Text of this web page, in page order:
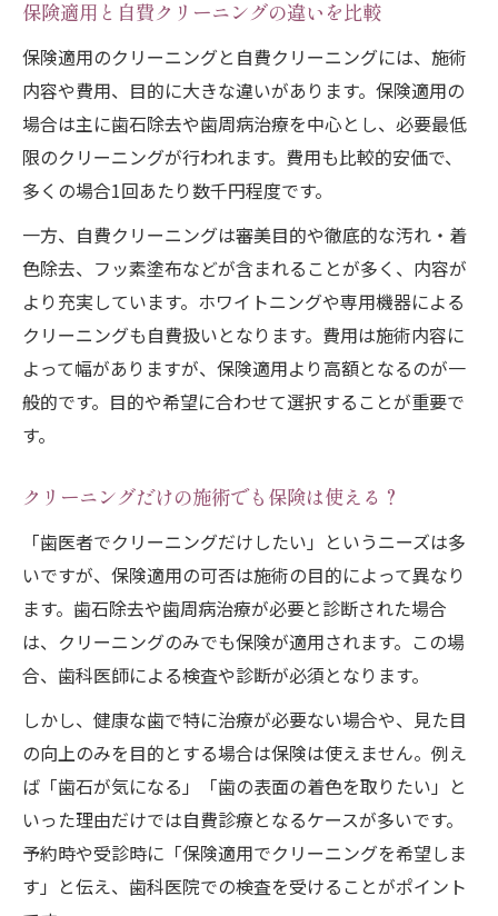
保険適用と自費クリーニングの違いを比較
保険適用のクリーニングと自費クリーニングには、施術
内容や費用、目的に大きな違いがあります。保険適用の
場合は主に歯石除去や歯周病治療を中心とし、必要最低
限のクリーニングが行われます。費用も比較的安価で、
多くの場合1回あたり数千円程度です。
一方、自費クリーニングは審美目的や徹底的な汚れ・着
色除去、フッ素塗布などが含まれることが多く、内容が
より充実しています。ホワイトニングや専用機器による
クリーニングも自費扱いとなります。費用は施術内容に
よって幅がありますが、保険適用より高額となるのが一
般的です。目的や希望に合わせて選択することが重要で
す。
クリーニングだけの施術でも保険は使える？
「歯医者でクリーニングだけしたい」というニーズは多
いですが、保険適用の可否は施術の目的によって異なり
ます。歯石除去や歯周病治療が必要と診断された場合
は、クリーニングのみでも保険が適用されます。この場
合、歯科医師による検査や診断が必須となります。
しかし、健康な歯で特に治療が必要ない場合や、見た目
の向上のみを目的とする場合は保険は使えません。例え
ば「歯石が気になる」「歯の表面の着色を取りたい」と
いった理由だけでは自費診療となるケースが多いです。
予約時や受診時に「保険適用でクリーニングを希望しま
す」と伝え、歯科医院での検査を受けることがポイント